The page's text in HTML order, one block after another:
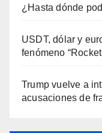
¿Hasta dónde
USDT, dólar y
fenómeno
Trump vuelve a
acusaciones de